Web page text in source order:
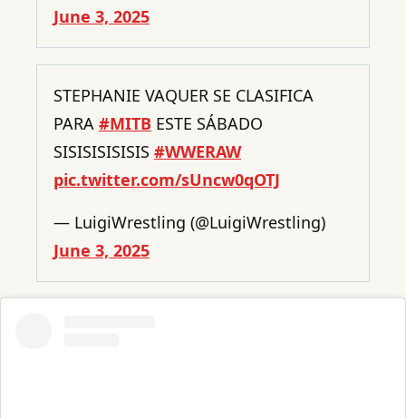
June 3, 2025
STEPHANIE VAQUER SE CLASIFICA
PARA #MITB ESTE SÁBADO
SISISISISISIS #WWERAW
pic.twitter.com/sUncw0qOTJ
— LuigiWrestling (@LuigiWrestling)
June 3, 2025